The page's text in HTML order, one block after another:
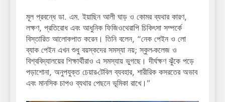
মূল প্রবন্ধে ডা. এম. ইয়াছিন আলী ঘাড় ও কোমর ব্যথার কারণ,
লক্ষণ, প্রতিরোধ এবং আধুনিক ফিজিওথেরাপি চিকিৎসা সম্পর্কে
বিস্তারিত আলোকপাত করেন। তিনি বলেন, “নেক পেইন ও লো
ব্যাক পেইন এখন শুধু বয়স্কদের সমস্যা নয়; স্কুল-কলেজ ও
বিশ্ববিদ্যালয়ের শিক্ষার্থীরাও এ সমস্যায় ভুগছে। দীর্ঘক্ষণ ঝুঁকে পড়ে
পড়াশোনা, অনুপযুক্ত চেয়ার-টেবিল ব্যবহার, শারীরিক কসরতের অভাব
এবং মানসিক চাপও ব্যথার পেছনে ভূমিকা রাখে।”